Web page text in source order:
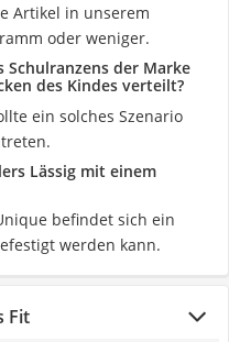
Artikel in unserem
oder weniger.
Schulranzens der Marke
des Kindes verteilt?
ein solches Szenario
Lässig mit einem
befindet sich ein
werden kann.
Fit